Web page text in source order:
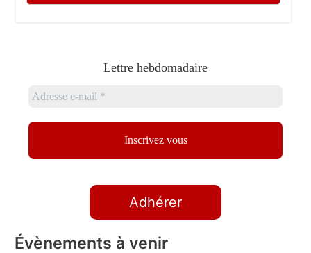
Lettre hebdomadaire
Adhérer
Évènements à venir